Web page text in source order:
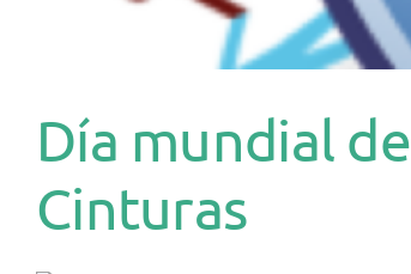
Día mundial
Cinturas